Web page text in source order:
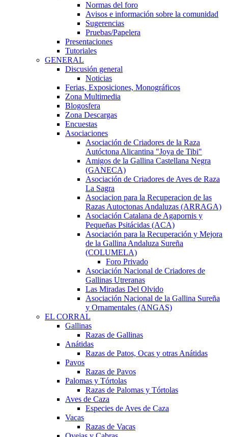
Normas del foro
Avisos e información sobre la comunidad
Sugerencias
Pruebas/Papelera
Presentaciones
Tutoriales
GENERAL
Discusión general
Noticias
Ferias, Exposiciones, Monográficos
Zona Multimedia
Blogosfera
Zona Descargas
Encuestas
Asociaciones
Asociación de Criadores de la Raza
Autóctona Alicantina "Joya de Tibi"
Amigos de la Gallina Castellana Negra
(GANECA)
Asociación de Criadores de Aves de Raza
La Sagra
Asociacion para la Recuperacion de las
Razas Autoctonas Andaluzas (ARRAGA)
Asociación Catalana de Agapornis y
Pequeñas Psitácidas (ACA)
Asociación para la Recuperación y Mejora
de la Gallina Andaluza Sureña
(COLUMELA)
Foro Privado
Asociación Nacional de Criadores de
Gallinas Utreranas
Las Miradas Del Olvido
Asociación Nacional de la Gallina Sureña
y Ornamentales (ANGAS)
EL CORRAL
Gallinas
Razas de Gallinas
Anátidas
Razas de Patos, Ocas y otras Anátidas
Pavos
Razas de Pavos
Palomas y Tórtolas
Razas de Palomas y Tórtolas
Aves de Caza
Especies de Aves de Caza
Vacas
Razas de Vacas